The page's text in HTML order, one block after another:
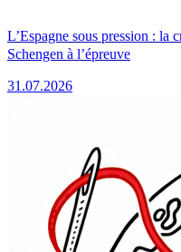
L’Espagne sous pression : la
Schengen à l’épreuve
31.07.2026